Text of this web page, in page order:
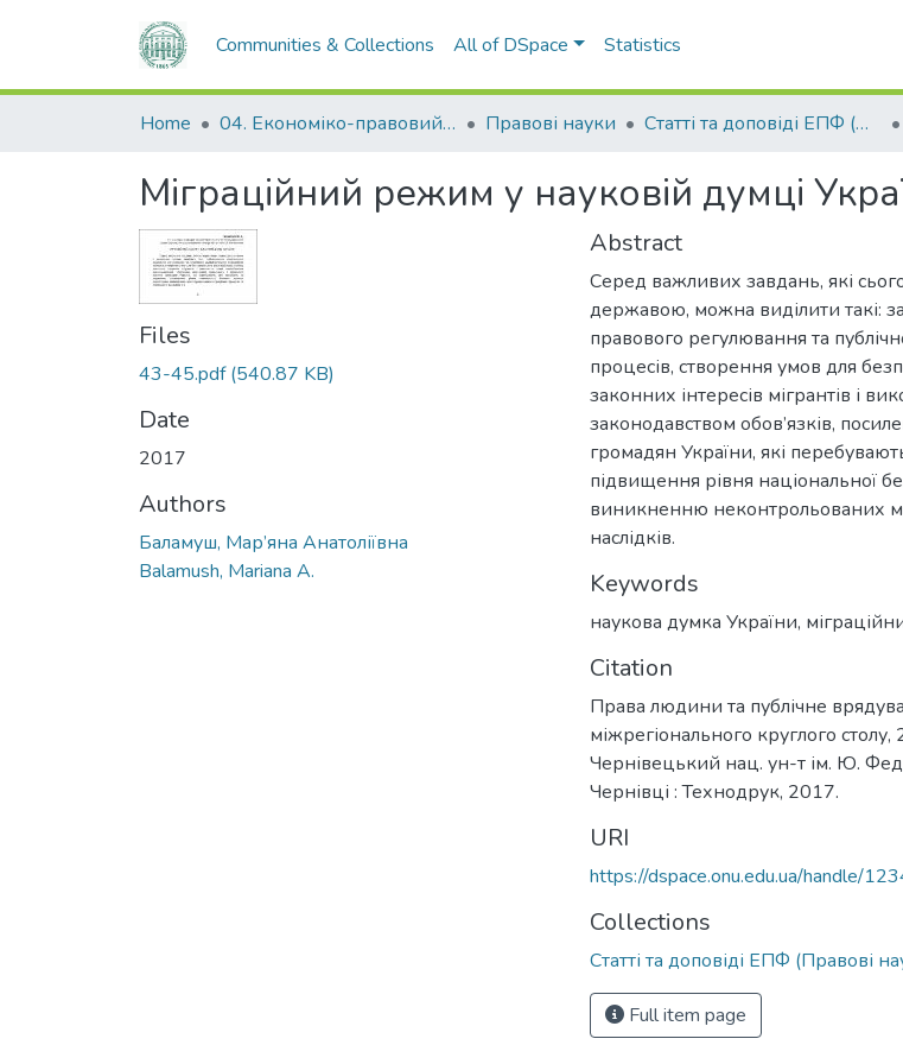
Communities & Collections All of DSpace Statistics
Home 04. Економіко-правовий факультет Правові науки Статті та доповіді ЕПФ (Правові науки)
Міграційний режим у науковій думці
Files
43-45.pdf(540.87 KB)
Date
2017
Authors
Баламуш, Мар’яна Анатоліївна
Balamush, Mariana A.
Abstract
Серед важливих завдань, які
державою, можна виділити такі:
правового регулювання та
процесів, створення умов для
законних інтересів мігрантів і
законодавством обов’язків,
громадян України, які
підвищення рівня національної
виникненню неконтрольованих
наслідків.
Keywords
наукова думка України,
Citation
Права людини та публічне
міжрегіонального круглого
Чернівецький нац. ун-т ім. Ю.
Чернівці : Технодрук, 2017.
URI
https://dspace.onu.edu.ua/handle/
Collections
Статті та доповіді ЕПФ (Правові
Full item page